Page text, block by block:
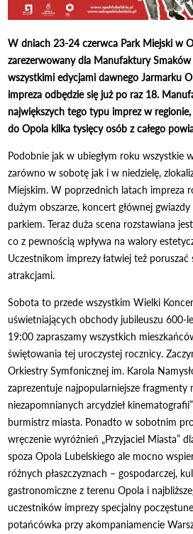
W dniach 23-24 czerwca Park Miejski w
zarezerwowany dla Manufaktury Smaków
wszystkimi edycjami dawnego Jarmarku
impreza odbędzie się już po raz 18.
największych tego typu imprez w
do Opola kilka tysięcy osób z całego
Podobnie jak w ubiegłym roku wszystkie
zarówno w sobotę jak i w niedzielę,
Miejskim. W poprzednich latach impreza
dużym obszarze, koncert głównej
parkiem. Teraz duża scena rozstawiana
co z pewnością wpływa na walory
Uczestnikom imprezy łatwiej też
atrakcjami.
Sobota to przede wszystkim Wielki
uświetniających obchody jubileuszu 600-
19:00 zapraszamy wszystkich
świętowania tej uroczystej rocznicy.
Orkiestry Symfonicznej im. Karola
zaprezentuje najpopularniejsze fragmenty
niezapomnianych arcydzieł
burmistrz miasta. Ponadto w sobotnim
wręczenie wyróżnień „Przyjaciel Miasta”
spoza Opola Lubelskiego ale mocno
różnych płaszczyznach – gospodarczej,
gastronomiczne z terenu Opola i
uczestników imprezy specjalny
potańcówka przy akompaniamencie